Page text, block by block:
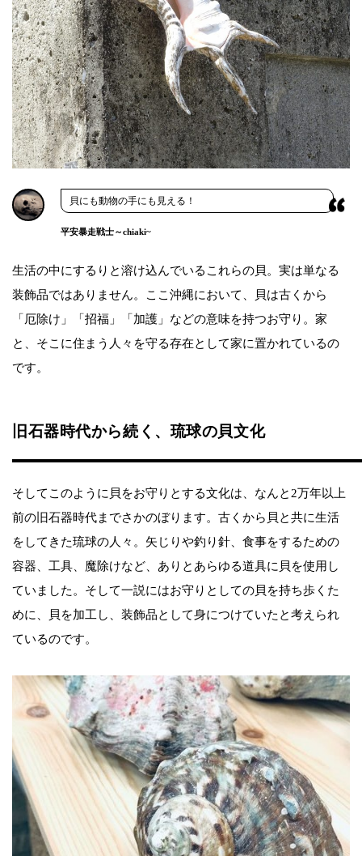
貝にも動物の手にも見える！
平安暴走戦士～chiaki~
生活の中にするりと溶け込んでいるこれらの貝。実は単なる
装飾品ではありません。ここ沖縄において、貝は古くから
「厄除け」「招福」「加護」などの意味を持つお守り。家
と、そこに住まう人々を守る存在として家に置かれているの
です。
旧石器時代から続く、琉球の貝文化
そしてこのように貝をお守りとする文化は、なんと2万年以上
前の旧石器時代までさかのぼります。古くから貝と共に生活
をしてきた琉球の人々。矢じりや釣り針、食事をするための
容器、工具、魔除けなど、ありとあらゆる道具に貝を使用し
ていました。そして一説にはお守りとしての貝を持ち歩くた
めに、貝を加工し、装飾品として身につけていたと考えられ
ているのです。